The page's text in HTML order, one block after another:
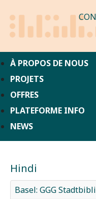
À PROPOS DE NOUS
PROJETS
OFFRES
PLATEFORME INFO
NEWS
Hindi
Basel: GGG